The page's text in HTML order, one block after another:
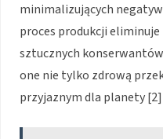
minimalizujących
proces produkcji
sztucznych
one nie tylko zdrową
przyjaznym dla planety